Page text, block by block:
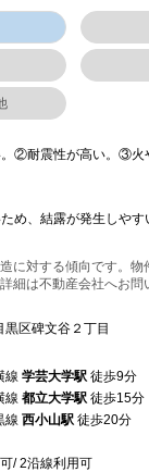
②耐震性が高い。③火
め、結露が発生しやす
に対する傾向です。物
細は不動産会社へお問
黒区碑文谷２丁目
線 学芸大学駅 徒歩9分
線 都立大学駅 徒歩15分
線 西小山駅 徒歩20分
/ 2沿線利用可